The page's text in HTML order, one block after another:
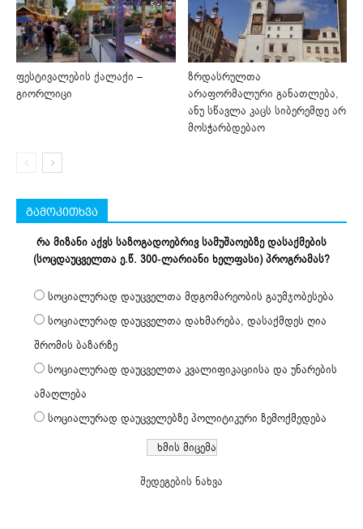
ფესტივალების ქალაქი –
გიორლიცი
ზრდასრულთა
არაფორმალური განათლება,
ანუ სწავლა კაცს სიბერემდე არ
მოსჭარბდებაო
გამოკითხვა
რა მიზანი აქვს საზოგადოებრივ სამუშაოებზე დასაქმების
(სოცდაუცველთა ე.წ. 300-ლარიანი ხელფასი) პროგრამას?
სოციალურად დაუცველთა მდგომარეობის გაუმჯობესება
სოციალურად დაუცველთა დახმარება, დასაქმდეს ღია
შრომის ბაზარზე
სოციალურად დაუცველთა კვალიფიკაციისა და უნარების
ამაღლება
სოციალურად დაუცველებზე პოლიტიკური ზემოქმედება
შედეგების ნახვა